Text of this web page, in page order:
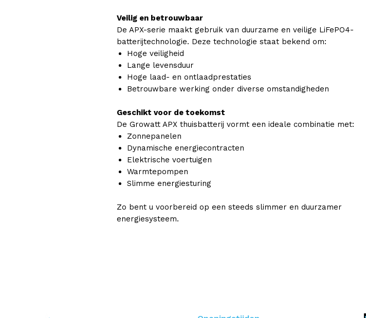
Veilig en betrouwbaar
De APX-serie maakt gebruik van duurzame en veilige LiFePO4-
batterijtechnologie. Deze technologie staat bekend om:
Hoge veiligheid
Lange levensduur
Hoge laad- en ontlaadprestaties
Betrouwbare werking onder diverse omstandigheden
Geschikt voor de toekomst
De Growatt APX thuisbatterij vormt een ideale combinatie met:
Zonnepanelen
Dynamische energiecontracten
Elektrische voertuigen
Warmtepompen
Slimme energiesturing
Zo bent u voorbereid op een steeds slimmer en duurzamer
energiesysteem.